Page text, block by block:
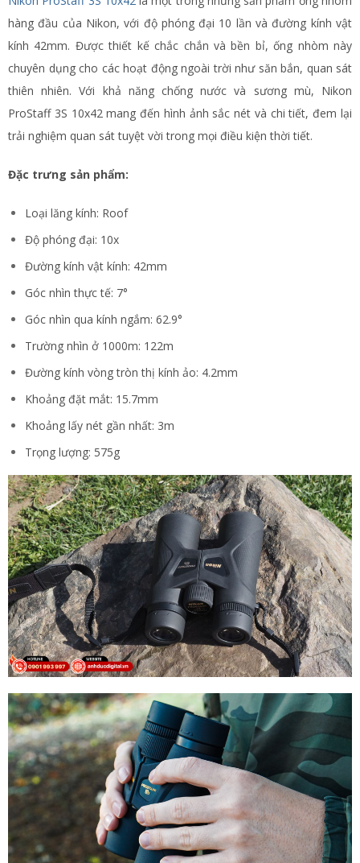
hàng đầu của Nikon, với độ phóng đại 10 lần và đường kính vật
kính 42mm. Được thiết kế chắc chắn và bền bỉ, ống nhòm này
chuyên dụng cho các hoạt động ngoài trời như săn bắn, quan sát
thiên nhiên. Với khả năng chống nước và sương mù, Nikon
ProStaff 3S 10x42 mang đến hình ảnh sắc nét và chi tiết, đem lại
trải nghiệm quan sát tuyệt vời trong mọi điều kiện thời tiết.
Đặc trưng sản phẩm:
Loại lăng kính: Roof
Độ phóng đại: 10x
Đường kính vật kính: 42mm
Góc nhìn thực tế: 7°
Góc nhìn qua kính ngắm: 62.9°
Trường nhìn ở 1000m: 122m
Đường kính vòng tròn thị kính ảo: 4.2mm
Khoảng đặt mắt: 15.7mm
Khoảng lấy nét gần nhất: 3m
Trọng lượng: 575g